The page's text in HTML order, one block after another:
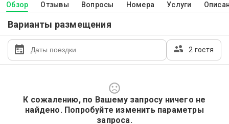
Обзор Отзывы Вопросы Номера Услуги
Варианты размещения
2 гостя
К сожалению, по Вашему запросу ничего не
найдено. Попробуйте изменить параметры
запроса.